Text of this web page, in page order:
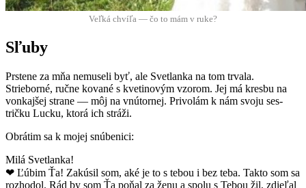
Veľká chvíľa — čo to mám v ruke?
Sľuby
Prstene za mňa nemuseli byť, ale Svet­lanka na tom trvala.
Strieborné, ručne kované s kvetinovým vzorom. Jej má kres­bu na
vonka­jšej strane — môj na vnú­tornej. Priv­o­lám k nám svo­ju ses­
tričku Lucku, ktorá ich stráži.
Obrá­tim sa k mojej snúbenici:
Milá Svet­lanka!
❤ Ľúbim Ťa! Zakúsil som, aké je to s tebou i bez teba. Tak­to som sa
rozhodol. Rád by som Ťa poňal za ženu a spolu s Tebou žil, zdieľal